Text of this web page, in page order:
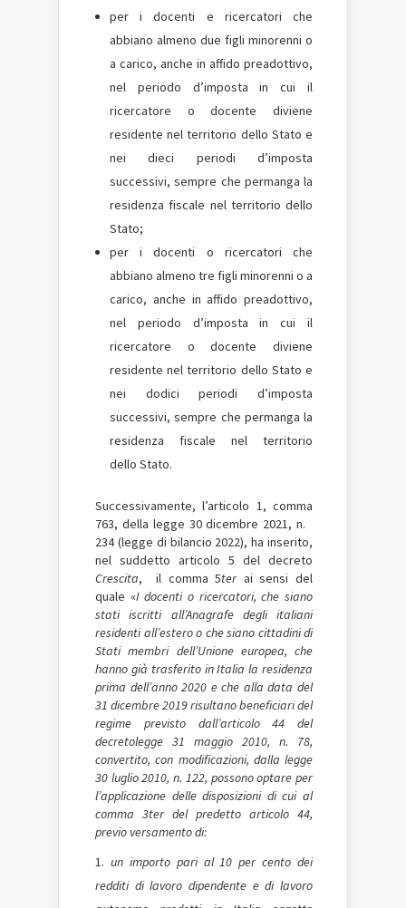
per i docenti e ricercatori che
abbiano almeno due figli minorenni o
a carico, anche in affido preadottivo,
nel periodo d’imposta in cui il
ricercatore o docente diviene
residente nel territorio dello Stato e
nei dieci periodi d’imposta
successivi, sempre che permanga la
residenza fiscale nel territorio dello
Stato;
per i docenti o ricercatori che
abbiano almeno tre figli minorenni o a
carico, anche in affido preadottivo,
nel periodo d’imposta in cui il
ricercatore o docente diviene
residente nel territorio dello Stato e
nei dodici periodi d’imposta
successivi, sempre che permanga la
residenza fiscale nel territorio
dello Stato.
Successivamente, l’articolo 1, comma
763, della legge 30 dicembre 2021, n.
234 (legge di bilancio 2022), ha inserito,
nel suddetto articolo 5 del decreto
Crescita, il comma 5­ter ai sensi del
quale «I docenti o ricercatori, che siano
stati iscritti all’Anagrafe degli italiani
residenti all’estero o che siano cittadini di
Stati membri dell’Unione europea, che
hanno già trasferito in Italia la residenza
prima dell’anno 2020 e che alla data del
31 dicembre 2019 risultano beneficiari del
regime previsto dall’articolo 44 del
decreto­legge 31 maggio 2010, n. 78,
convertito, con modificazioni, dalla legge
30 luglio 2010, n. 122, possono optare per
l’applicazione delle disposizioni di cui al
comma 3­ter del predetto articolo 44,
previo versamento di:
un importo pari al 10 per cento dei
redditi di lavoro dipendente e di lavoro